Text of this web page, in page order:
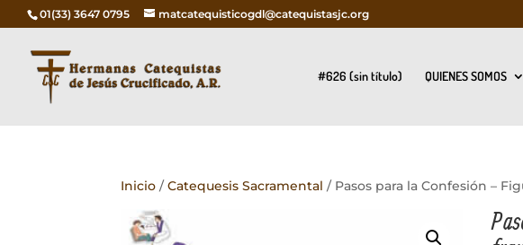
01(33) 3647 0795 matcatequisticogdl@catequistasjc.org
#626 (sin título) QUIENES SOMOS
Inicio /Catequesis Sacramental / Pasos para la Confesión –